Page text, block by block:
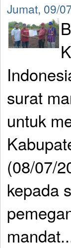
Jumat, 09/
surat
untuk
(08/07/
kepada